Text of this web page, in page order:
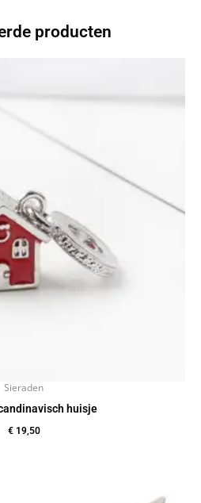
producten
Sieraden
huisje
€19,50